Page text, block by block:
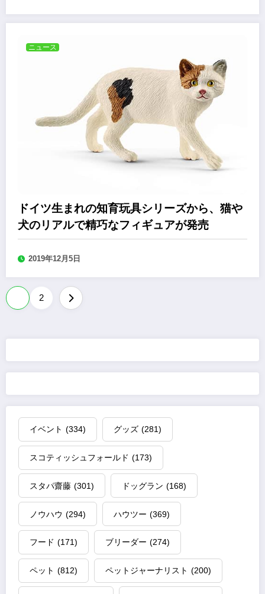
ニュース
ドイツ生まれの知育玩具シリーズから、猫や
犬のリアルで精巧なフィギュアが発売
2019年12月5日
投
ペ
ー
ジ
送
り
2
イベント (334) グッズ (281)
スコティッシュフォールド (173)
スタパ齋藤 (301) ドッグラン (168)
ノウハウ (294) ハウツー (369)
フード (171) ブリーダー (274)
ペット (812) ペットジャーナリスト (200)